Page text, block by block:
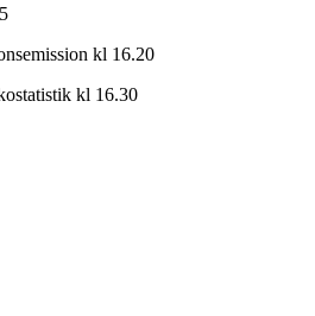
kl 16.20
kl 16.30